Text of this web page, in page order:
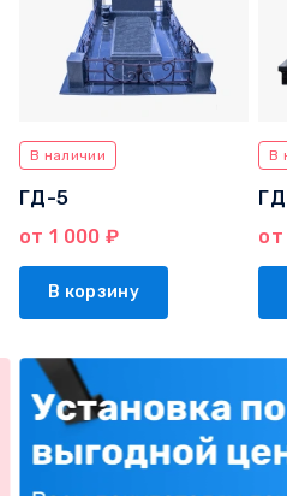
В наличии
ГД-5
от 1 000 ₽
В корзину
В
от